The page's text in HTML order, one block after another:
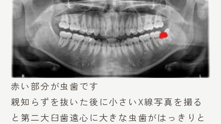
赤い部分が虫歯です
親知らずを抜いた後に小さいX線写真を撮る
と第二大臼歯遠心に大きな虫歯がはっきりと